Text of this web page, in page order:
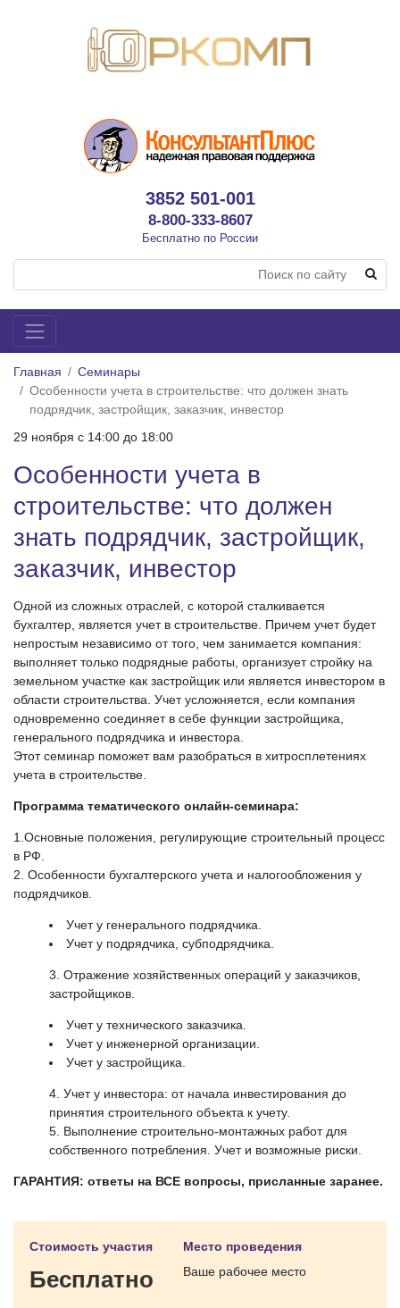
3852 501-001
8-800-333-8607
Бесплатно по России
Главная
Семинары
Особенности учета в строительстве: что должен знать
подрядчик, застройщик, заказчик, инвестор
29 ноября c 14:00 до 18:00
Особенности учета в
строительстве: что должен
знать подрядчик, застройщик,
заказчик, инвестор
Одной из сложных отраслей, с которой сталкивается
бухгалтер, является учет в строительстве. Причем учет будет
непростым независимо от того, чем занимается компания:
выполняет только подрядные работы, организует стройку на
земельном участке как застройщик или является инвестором в
области строительства. Учет усложняется, если компания
одновременно соединяет в себе функции застройщика,
генерального подрядчика и инвестора.
Этот семинар поможет вам разобраться в хитросплетениях
учета в строительстве.
Программа тематического онлайн-семинара:
1.Основные положения, регулирующие строительный процесс
в РФ.
2. Особенности бухгалтерского учета и налогообложения у
подрядчиков.
Учет у генерального подрядчика.
Учет у подрядчика, субподрядчика.
Отражение хозяйственных операций у заказчиков,
застройщиков.
Учет у технического заказчика.
Учет у инженерной организации.
Учет у застройщика.
Учет у инвестора: от начала инвестирования до
принятия строительного объекта к учету.
5. Выполнение строительно-монтажных работ для
собственного потребления. Учет и возможные риски.
ГАРАНТИЯ: ответы на ВСЕ вопросы, присланные заранее.
Стоимость участия
Бесплатно
Место проведения
Ваше рабочее место